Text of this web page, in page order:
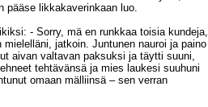
pääse likkakaverinkaan luo.
- Sorry, mä en runkkaa toisia kundeja,
jatkoin. Juntunen nauroi ja paino
aivan valtavan paksuksi ja täytti suuni,
tehtävänsä ja mies laukesi suuhuni
omaan mälliinsä – sen verran